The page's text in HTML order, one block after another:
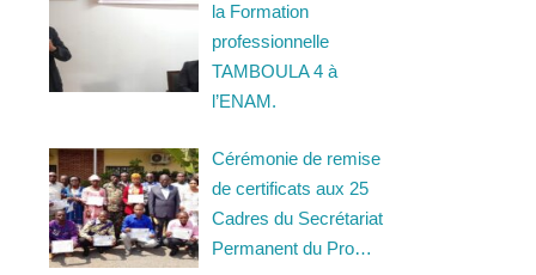
la Formation
professionnelle
TAMBOULA 4 à
l’ENAM.
Cérémonie de remise
de certificats aux 25
Cadres du Secrétariat
Permanent du Pro…